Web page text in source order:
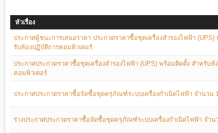
หัวเรื่อง
ประกาศผู้ชนะการเสนอราคา ประกวดราคาซื้อชุดเครื่องสํารองไฟฟ้า
รับห้องปฏิบัติการคอมพิวเตอร์
ประกาศประกวดราคาซื้อชุดเครื่องสํารองไฟฟ้า (UPS) พร้อมติดตั้ง สําหรับห้
คอมพิวเตอร์
ประกาศประกวดราคาซื้อจัดซื้อชุดครุภัณฑ์ระบบเครื่องกำเนิดไฟฟ้า จํานวน
ร่างประกาศประกวดราคาซื้อจัดซื้อชุดครุภัณฑ์ระบบเครื่องกำเนิดไฟฟ้า จําน